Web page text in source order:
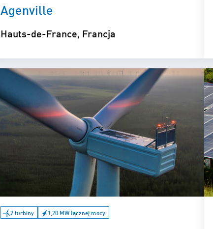
Agenville
Hauts-de-France, Francja
2 turbiny 1,20 MW łącznej mocy